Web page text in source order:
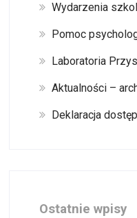
Wydarzenia
Pomoc
Laboratoria
Aktualności –
Deklaracja
Ostatnie wpisy